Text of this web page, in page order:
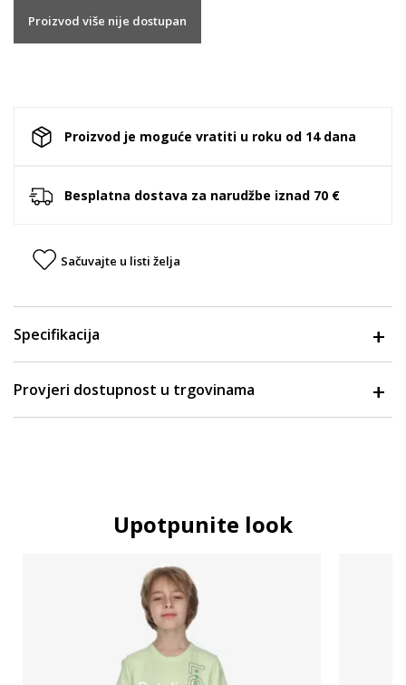
Proizvod više nije dostupan
Proizvod je moguće vratiti u roku od 14 dana
Besplatna dostava za narudžbe iznad 70 €
Sačuvajte u listi želja
Specifikacija
Provjeri dostupnost u trgovinama
Upotpunite look